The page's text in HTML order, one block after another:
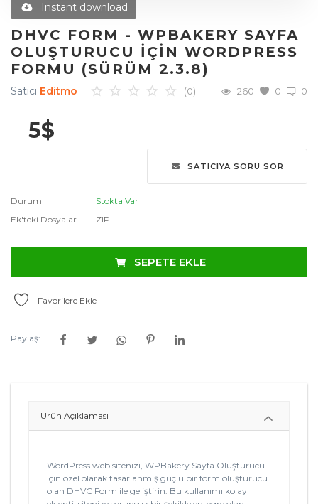
Favoriler
İletişim
Giriş Yap
Üye Ol
العربية
Deutsch
Instant download
DHVC FORM - WPBAKERY SAYFA
OLUŞTURUCU IÇIN WORDPRESS
FORMU (SÜRÜM 2.3.8)
Satıcı Editmo 0
(0) 0
260
5$
SATICIYA SORU SOR
Durum
Stokta Var
Ek'teki Dosyalar
ZIP
SEPETE EKLE
Favorilere Ekle
Paylaş:
Ürün Açıklaması
WordPress web sitenizi, WPBakery Sayfa Oluşturucu
için özel olarak tasarlanmış güçlü bir form oluşturucu
olan DHVC Form ile geliştirin. Bu kullanımı kolay